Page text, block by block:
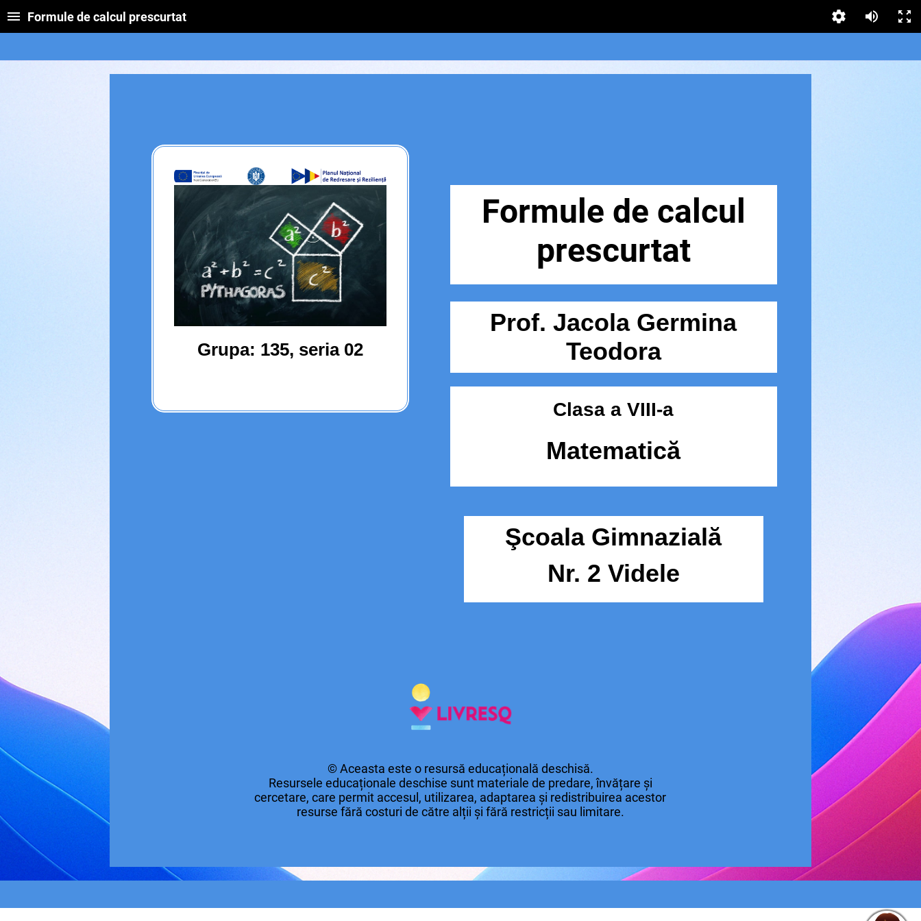
Formule de calcul prescurtat
Grupa: 135, seria 02
Formule de calcul
prescurtat
Prof. Jacola Germina
Teodora
Clasa a VIII-a
Matematică
Şcoala Gimnazială
Nr. 2 Videle
© Aceasta este o resursă educațională deschisă.
Resursele educaționale deschise sunt materiale de predare, învățare și
cercetare, care permit accesul, utilizarea, adaptarea și redistribuirea acestor
resurse fără costuri de către alții și fără restricții sau limitare.